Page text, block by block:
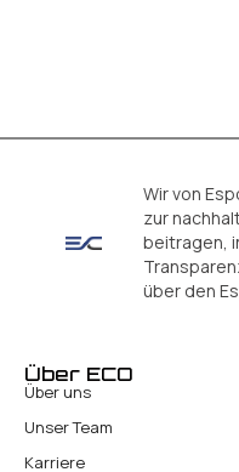
Wir von
zur
beitragen,
über den
Über ECO
Über uns
Unser Team
Karriere